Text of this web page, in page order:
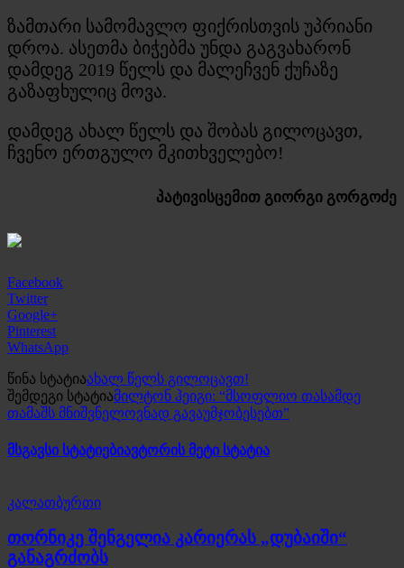
ზამთარი სამომავლო ფიქრისთვის უპრიანი
დროა. ასეთმა ბიჭებმა უნდა გაგვახარონ
დამდეგ 2019 წელს და მალეჩვენ ქუჩაზე
გაზაფხულიც მოვა.
დამდეგ ახალ წელს და შობას გილოცავთ,
ჩვენო ერთგულო მკითხველებო!
პატივისცემით გიორგი გორგოძე
Facebook
Twitter
Google+
Pinterest
WhatsApp
წინა სტატიაახალ წელს გილოცავთ!
შემდეგი სტატიამილტონ ჰეიგი: “მსოფლიო თასამდე
თამაშს მნიშვნელოვნად გავაუმჯობესებთ”
მსგავსი სტატიებიავტორის მეტი სტატია
კალათბურთი
თორნიკე შენგელია კარიერას „დუბაიში“
განაგრძობს